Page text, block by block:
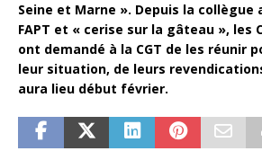
Seine et Marne ». Depuis la collègue
FAPT et « cerise sur la gâteau », les
ont demandé à la CGT de les réunir
leur situation, de leurs
aura lieu début février.